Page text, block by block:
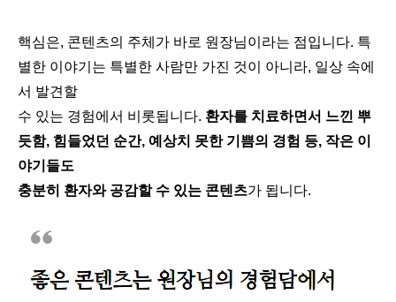
핵심은, 콘텐츠의 주체가 바로 원장님이라는 점입니다. 특
별한 이야기는 특별한 사람만 가진 것이 아니라, 일상 속에
서 발견할
수 있는 경험에서 비롯됩니다. 환자를 치료하면서 느낀 뿌
듯함, 힘들었던 순간, 예상치 못한 기쁨의 경험 등, 작은 이
야기들도
충분히 환자와 공감할 수 있는 콘텐츠가 됩니다.